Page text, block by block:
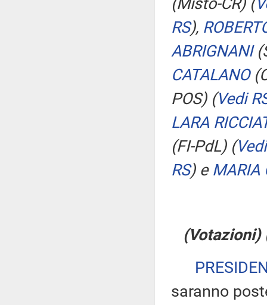
RS),
ABRIGNANI
CATALANO
POS) (Vedi
LARA
(FI-PdL) (
RS)e MARIA
(Votazioni)
saranno